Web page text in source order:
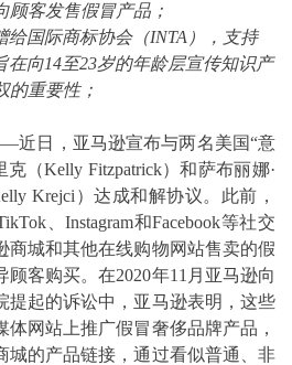
顾客发售假冒产品；
给国际商标协会（INTA），支持
在向14至23岁的年龄层宣传知识产
的重要性；
近日，亚马逊宣布与两名美国“意
克（Kelly Fitzpatrick）和萨布丽娜·
Krejci）达成和解协议。此前，
、Instagram和Facebook等社交
商城和其他在线购物网站售卖的假
顾客购买。在2020年11月亚马逊向
提起的诉讼中，亚马逊表明，这些
网站上推广假冒奢侈品牌产品，
城的产品链接，通过看似普通、非